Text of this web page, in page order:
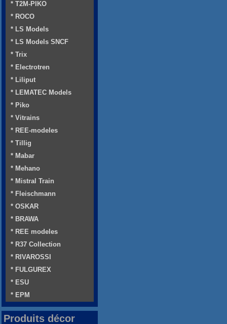
* T2M-PIKO
* ROCO
* LS Models
* LS Models SNCF
* Trix
* Electrotren
* Liliput
* LEMATEC Models
* Piko
* Vitrains
* REE-modeles
* Tillig
* Mabar
* Mehano
* Mistral Train
* Fleischmann
* OSKAR
* BRAWA
* REE modeles
* R37 Collection
* RIVAROSSI
* FULGUREX
* ESU
* EPM
Produits décor